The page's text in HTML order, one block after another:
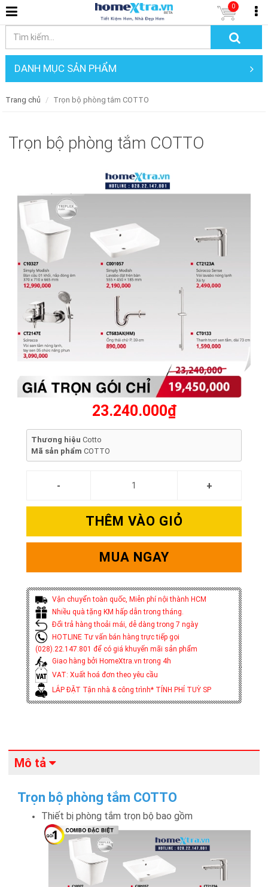
0
DANH MỤC SẢN PHẨM
Trang chủ Trọn bộ phòng tắm COTTO
Trọn bộ phòng tắm COTTO
23.240.000₫
Thương hiệu Cotto
Mã sản phẩm COTTO
THÊM VÀO GIỎ
MUA NGAY
Vận chuyển toàn quốc, Miễn phí nội thành HCM
Nhiều quà tặng KM hấp dẫn trong tháng.
Đổi trả hàng thoải mái, dễ dàng trong 7 ngày
HOTLINE Tư vấn bán hàng trực tiếp gọi
(028).22.147.801 để có giá khuyến mãi sản phẩm
Giao hàng bởi HomeXtra.vn trong 4h
VAT: Xuất hoá đơn theo yêu cầu
LẮP ĐẶT Tận nhà & công trình* TÍNH PHÍ TUỲ SP
Mô tả
Trọn bộ phòng tắm COTTO
Thiết bị phòng tắm trọn bộ bao gồm